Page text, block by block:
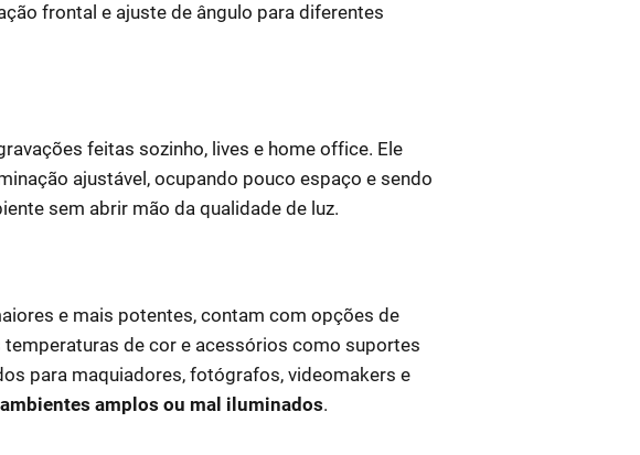
frontal e ajuste de ângulo para diferentes
feitas sozinho, lives e home office. Ele
ajustável, ocupando pouco espaço e sendo
sem abrir mão da qualidade de luz.
e mais potentes, contam com opções de
de cor e acessórios como suportes
para maquiadores, fotógrafos, videomakers e
amplos ou mal iluminados.